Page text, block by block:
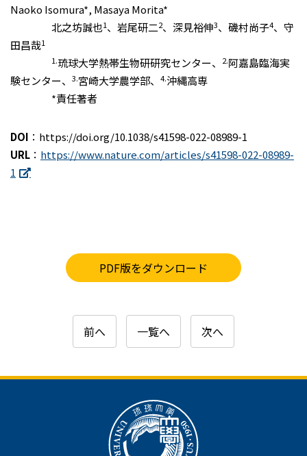
Naoko Isomura*, Masaya Morita*
北之坊誠也1、岩尾研二2、深見裕伸3、磯村尚子4、守
田昌哉1
1.琉球大学熱帯生物研研究センター、 2.阿嘉島臨海実
験センター、
3.宮崎大学農学部、 4.沖縄高専
*責任著者
DOI ：https://doi.org/10.1038/s41598-022-08989-1
URL ： https://www.nature.com/articles/s41598-022-08989-
1
PDF版をダウンロード
前へ 一覧へ 次へ